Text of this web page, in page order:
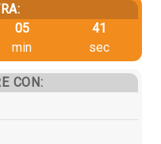
05
min
41
sec
CON: